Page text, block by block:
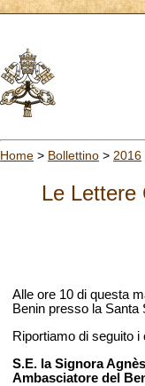
Home > Bollettino > 2016
Le Lettere
Alle ore 10 di questa
Benin presso la Santa
Riportiamo di seguito
S.E. la Signora
Ambasciatore del